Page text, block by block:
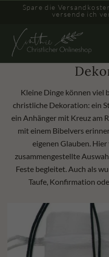
Spare die
versende ich
Kleine Dinge können viel
christliche Dekoration: ein
ein Anhänger mit Kreuz am
mit einem Bibelvers
eigenen Glauben.
zusammengestellte
Feste begleitet. Auch als
Taufe, Konfirmation